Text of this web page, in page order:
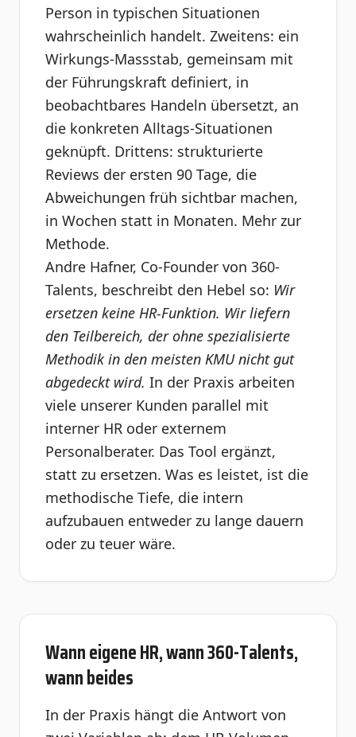
Person in typischen Situationen
wahrscheinlich handelt. Zweitens: ein
Wirkungs-Massstab, gemeinsam mit
der Führungskraft definiert, in
beobachtbares Handeln übersetzt, an
die konkreten Alltags-Situationen
geknüpft. Drittens: strukturierte
Reviews der ersten 90 Tage, die
Abweichungen früh sichtbar machen,
in Wochen statt in Monaten. Mehr zur
Methode.
Andre Hafner, Co-Founder von 360-
Talents, beschreibt den Hebel so: Wir
ersetzen keine HR-Funktion. Wir liefern
den Teilbereich, der ohne spezialisierte
Methodik in den meisten KMU nicht gut
abgedeckt wird. In der Praxis arbeiten
viele unserer Kunden parallel mit
interner HR oder externem
Personalberater. Das Tool ergänzt,
statt zu ersetzen. Was es leistet, ist die
methodische Tiefe, die intern
aufzubauen entweder zu lange dauern
oder zu teuer wäre.
Wann eigene HR, wann 360-Talents,
wann beides
In der Praxis hängt die Antwort von